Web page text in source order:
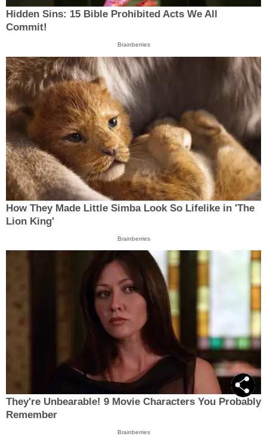
Hidden Sins: 15 Bible Prohibited Acts We All
Commit!
Brainberries
How They Made Little Simba Look So Lifelike in 'The
Lion King'
Brainberries
They're Unbearable! 9 Movie Characters You Probably
Remember
Brainberries